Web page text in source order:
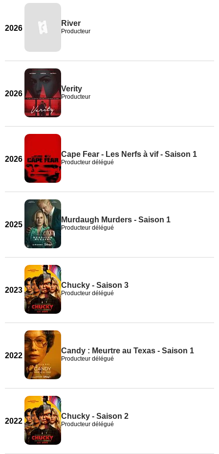
2026
River
Producteur
2026
Verity
Producteur
2026
Cape Fear - Les Nerfs à vif - Saison 1
Producteur délégué
2025
Murdaugh Murders - Saison 1
Producteur délégué
2023
Chucky - Saison 3
Producteur délégué
2022
Candy : Meurtre au Texas - Saison 1
Producteur délégué
2022
Chucky - Saison 2
Producteur délégué